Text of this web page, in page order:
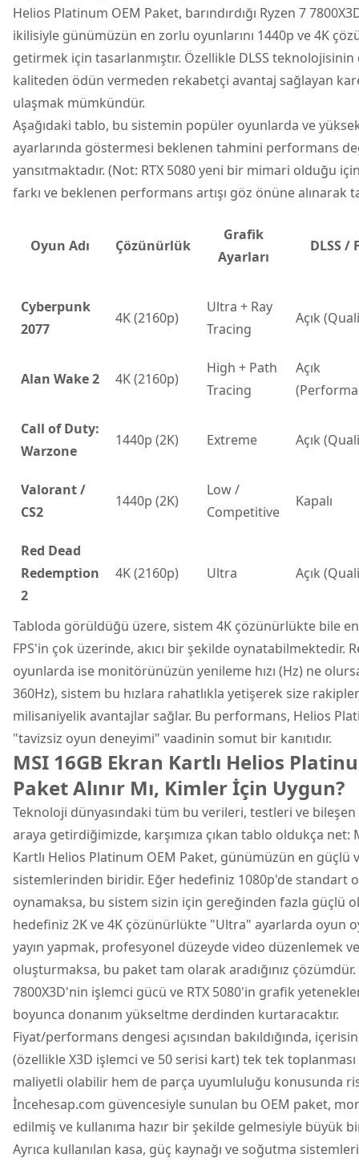
Helios Platinum OEM Paket, barındırdığı Ryzen 7
ikilisiyle günümüzün en zorlu oyunlarını 1440p ve 4K
getirmek için tasarlanmıştır. Özellikle DLSS
kaliteden ödün vermeden rekabetçi avantaj sağlayan
ulaşmak mümkündür.
Aşağıdaki tablo, bu sistemin popüler oyunlarda ve
ayarlarında göstermesi beklenen tahmini performans
yansıtmaktadır. (Not: RTX 5080 yeni bir mimari olduğu
farkı ve beklenen performans artışı göz önüne alınarak
Oyun Adı Çözünürlük
Grafik
Ayarları
DLSS /
Cyberpunk
2077
4K (2160p)
Ultra + Ray
Tracing
Açık
Alan Wake 2 4K (2160p)
High + Path
Tracing
Açık
Call of Duty:
Warzone
1440p (2K) Extreme Açık
Valorant /
CS2
1440p (2K)
Low /
Competitive
Kapalı
Red Dead
Redemption
2
4K (2160p) Ultra Açık
Tabloda görüldüğü üzere, sistem 4K çözünürlükte bile en
FPS'in çok üzerinde, akıcı bir şekilde oynatabilmektedir.
oyunlarda ise monitörünüzün yenileme hızı (Hz) ne
360Hz), sistem bu hızlara rahatlıkla yetişerek size
milisaniyelik avantajlar sağlar. Bu performans, Helios
"tavizsiz oyun deneyimi" vaadinin somut bir kanıtıdır.
MSI 16GB Ekran Kartlı Helios
Paket Alınır Mı, Kimler İçin Uygun?
Teknoloji dünyasındaki tüm bu verileri, testleri ve
araya getirdiğimizde, karşımıza çıkan tablo oldukça net:
Kartlı Helios Platinum OEM Paket, günümüzün en güçlü
sistemlerinden biridir. Eğer hedefiniz 1080p'de standart
oynamaksa, bu sistem sizin için gereğinden fazla güçlü
hedefiniz 2K ve 4K çözünürlükte "Ultra" ayarlarda oyun
yayın yapmak, profesyonel düzeyde video düzenlemek
oluşturmaksa, bu paket tam olarak aradığınız çözümdür.
7800X3D'nin işlemci gücü ve RTX 5080'in grafik
boyunca donanım yükseltme derdinden kurtaracaktır.
Fiyat/performans dengesi açısından bakıldığında,
(özellikle X3D işlemci ve 50 serisi kart) tek tek
maliyetli olabilir hem de parça uyumluluğu konusunda
İncehesap.com güvencesiyle sunulan bu OEM paket,
edilmiş ve kullanıma hazır bir şekilde gelmesiyle büyük
Ayrıca kullanılan kasa, güç kaynağı ve soğutma